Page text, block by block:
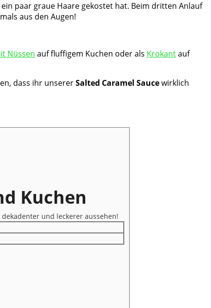
paar graue Haare gekostet hat. Beim dritten Anlauf
aus den Augen!
Nüssen auf fluffigem Kuchen oder als Krokantauf
dass ihr unsererSalted Caramel Saucewirklich
Kuchen
und leckerer aussehen!